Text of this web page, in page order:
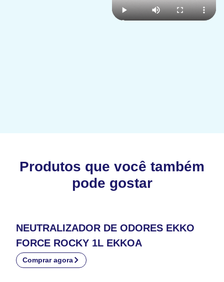
Produtos que você também
pode gostar
NEUTRALIZADOR DE ODORES EKKO
FORCE ROCKY 1L EKKOA
Comprar agora